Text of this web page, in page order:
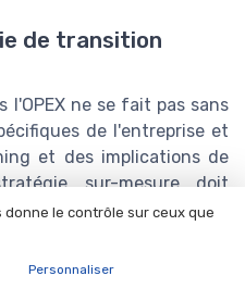
de transition
l'OPEX ne se fait pas sans
de l'entreprise et
et des implications de
sur-mesure doit
vie des actifs existants,
et les objectifs à
le contrôle sur ceux que
Personnaliser